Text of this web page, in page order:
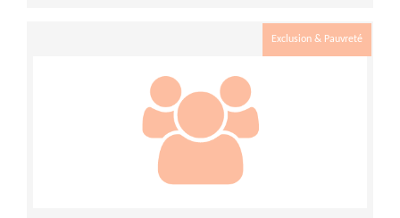
Exclusion & Pauvreté